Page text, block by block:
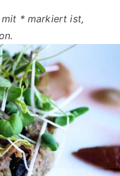
mit * markiert ist,